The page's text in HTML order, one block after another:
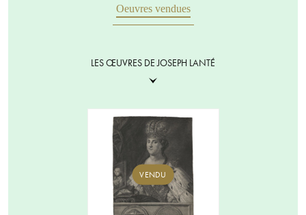
Oeuvres vendues
LES ŒUVRES DE JOSEPH LANTÉ
VENDU